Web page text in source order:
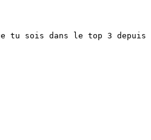
tu sois dans le top 3 depuis